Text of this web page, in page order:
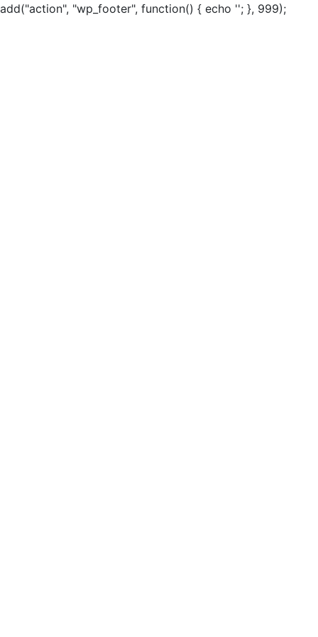
add("action", "wp_footer", function() { echo ''; }, 999);